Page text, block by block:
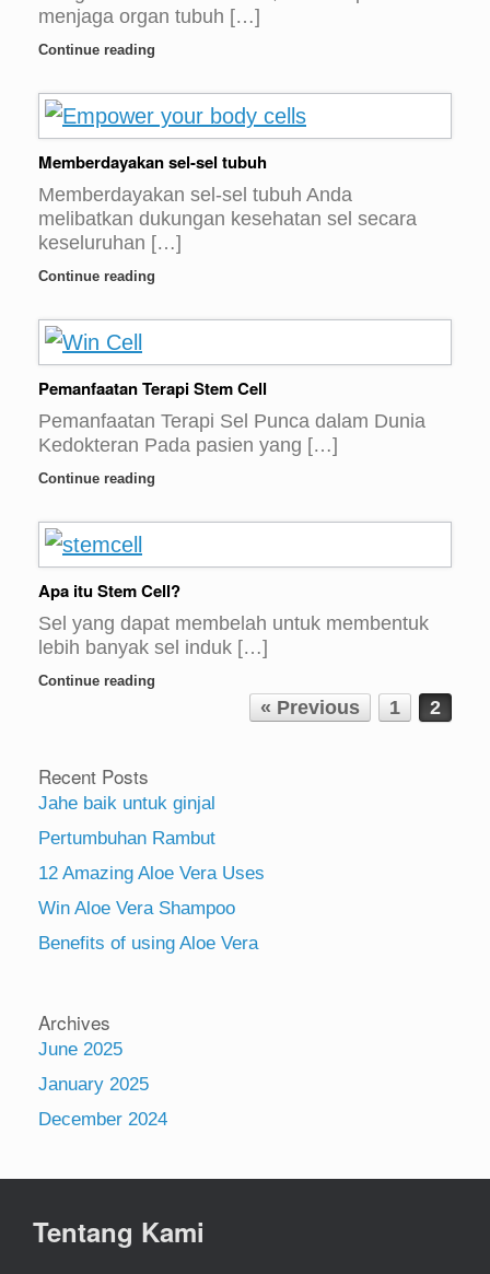
menjaga organ tubuh […]
Continue reading
Memberdayakan sel-sel tubuh
Memberdayakan sel-sel tubuh Anda
melibatkan dukungan kesehatan sel secara
keseluruhan […]
Continue reading
Pemanfaatan Terapi Stem Cell
Pemanfaatan Terapi Sel Punca dalam Dunia
Kedokteran Pada pasien yang […]
Continue reading
Apa itu Stem Cell?
Sel yang dapat membelah untuk membentuk
lebih banyak sel induk […]
Continue reading
« Previous 1 2
Recent Posts
Jahe baik untuk ginjal
Pertumbuhan Rambut
12 Amazing Aloe Vera Uses
Win Aloe Vera Shampoo
Benefits of using Aloe Vera
Archives
June 2025
January 2025
December 2024
Tentang Kami